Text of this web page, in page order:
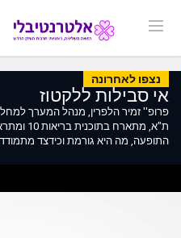
נצפו לאחרונה
אי סבילות ללקטוז
פרופ'' זמיר הלפרין, מנהל המערך
ת"א,
התופעה, מה היא גורמת וכידצד